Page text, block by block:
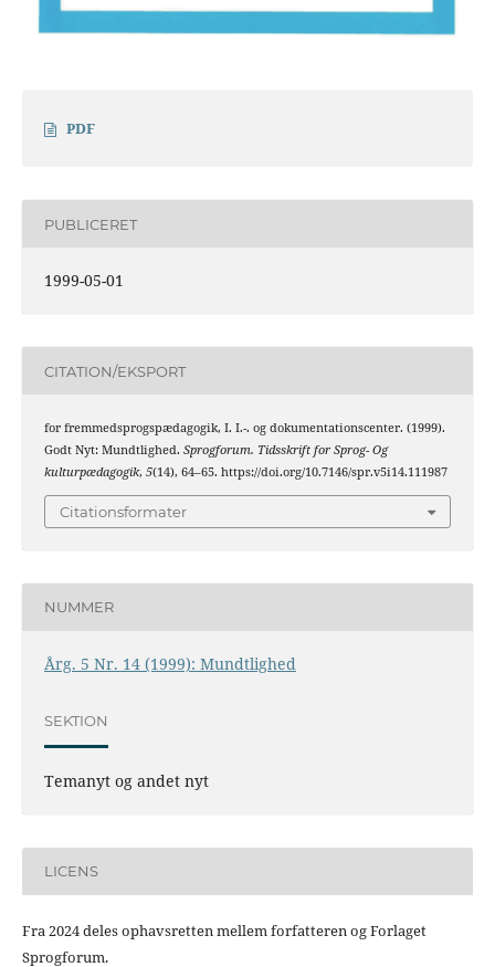
PDF
PUBLICERET
1999-05-01
CITATION/EKSPORT
for fremmedsprogspædagogik, I. I.-. og dokumentationscenter. (1999).
Godt Nyt: Mundtlighed. Sprogforum. Tidsskrift for Sprog- Og
kulturpædagogik, 5(14), 64–65. https://doi.org/10.7146/spr.v5i14.111987
Citationsformater
NUMMER
Årg. 5 Nr. 14 (1999): Mundtlighed
SEKTION
Temanyt og andet nyt
LICENS
Fra 2024 deles ophavsretten mellem forfatteren og Forlaget
Sprogforum.